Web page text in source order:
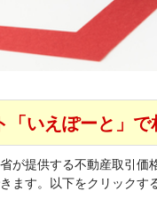
「いえぽーと」
が提供する不動産取引
ます。以下をクリックす